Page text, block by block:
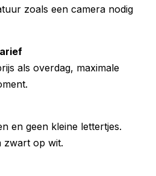
zoals een camera nodig
als overdag, maximale
en geen kleine lettertjes.
zwart op wit.